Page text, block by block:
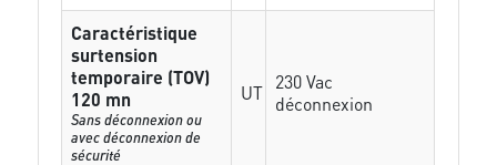
Caractéristique
surtension
temporaire (TOV)
120 mn
Sans déconnexion ou
avec déconnexion de
sécurité
UT 230 Vac
déconnexion